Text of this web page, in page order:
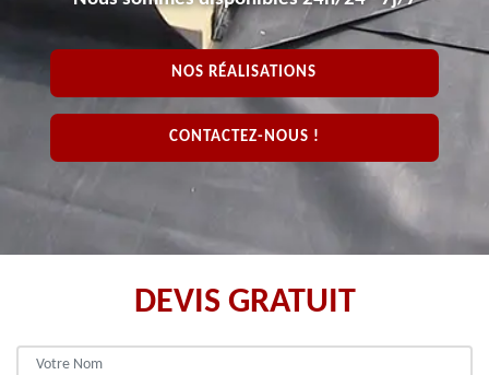
NOS RÉALISATIONS
CONTACTEZ-NOUS !
DEVIS GRATUIT